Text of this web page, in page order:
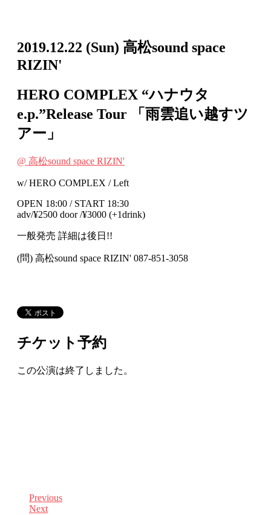
2019.12.22 (Sun) 高松sound space
RIZIN'
HERO COMPLEX “ハナウタ
e.p.”Release Tour 「雨雲追い越すツ
アー」
@ 高松sound space RIZIN'
w/ HERO COMPLEX / Left
OPEN 18:00 / START 18:30
adv/¥2500 door /¥3000 (+1drink)
一般発売 詳細は後日!!
(問) 高松sound space RIZIN' 087-851-3058
チケット予約
この公演は終了しました。
Previous
Next